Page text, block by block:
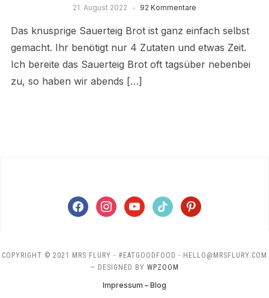
21. August 2022 92 Kommentare
Das knusprige Sauerteig Brot ist ganz einfach selbst
gemacht. Ihr benötigt nur 4 Zutaten und etwas Zeit.
Ich bereite das Sauerteig Brot oft tagsüber nebenbei
zu, so haben wir abends […]
facebookinstagramyoutubetiktok pinterest
COPYRIGHT © 2021 MRS FLURY - #EATGOODFOOD - HELLO@MRSFLURY.COM
— DESIGNED BY WPZOOM
Impressum – Blog